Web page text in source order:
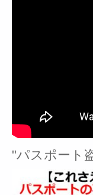
"パスポート